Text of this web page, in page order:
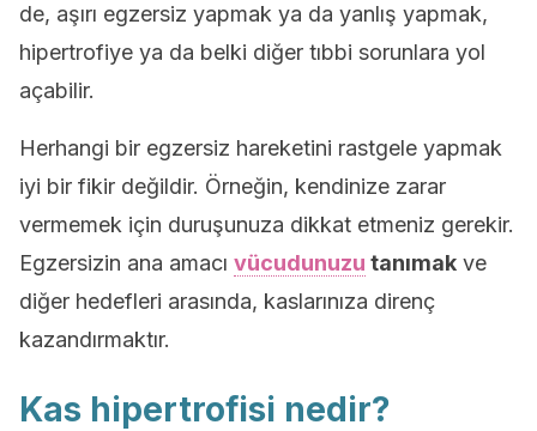
de, aşırı egzersiz yapmak ya da yanlış yapmak,
hipertrofiye ya da belki diğer tıbbi sorunlara yol
açabilir.
Herhangi bir egzersiz hareketini rastgele yapmak
iyi bir fikir değildir. Örneğin, kendinize zarar
vermemek için duruşunuza dikkat etmeniz gerekir.
Egzersizin ana amacı vücudunuzu tanımak ve
diğer hedefleri arasında, kaslarınıza direnç
kazandırmaktır.
Kas hipertrofisi nedir?